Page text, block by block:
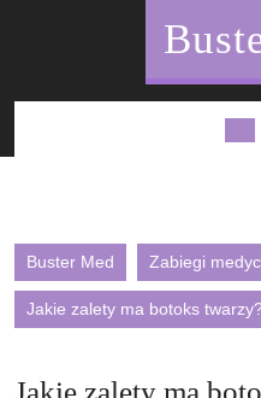
Buster Med Zabiegi
Jakie zalety ma botoks
Jakie zalety ma